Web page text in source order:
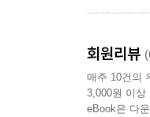
아름다운
사람은 관
는 말은, “
그래서일
끄적이는
『언어의
책이다. 페
되짚어볼
회원리뷰
매주 10건의
3,000원 이상
eBook은 다